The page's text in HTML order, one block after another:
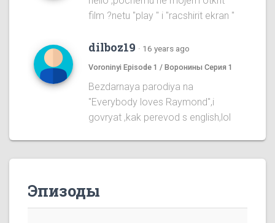
film ?netu "play " i "racshirit ekran "
dilboz19 · 16 years ago
Voroninyi Episode 1 / Воронины Серия 1
Bezdarnaya parodiya na
''Everybody loves Raymond'',i
govryat ,kak perevod s english,lol
Эпизоды